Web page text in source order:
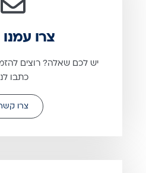
צרו
יש לכם שאלה? רוצים
כתבו לנו
צרו